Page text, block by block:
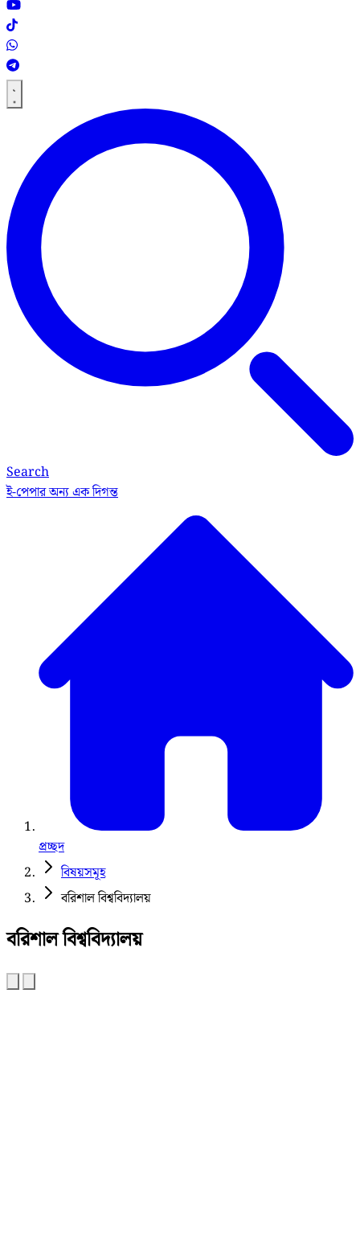
Search
ই-পেপারঅন্য এক দিগন্ত
প্রচ্ছদ
বিষয়সমূহ
বরিশাল বিশ্ববিদ্যালয়
বরিশাল বিশ্ববিদ্যালয়